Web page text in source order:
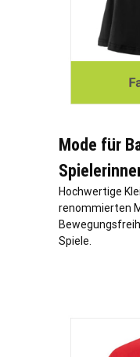
Mode für
Hochwertige
renommierten
Spiele.